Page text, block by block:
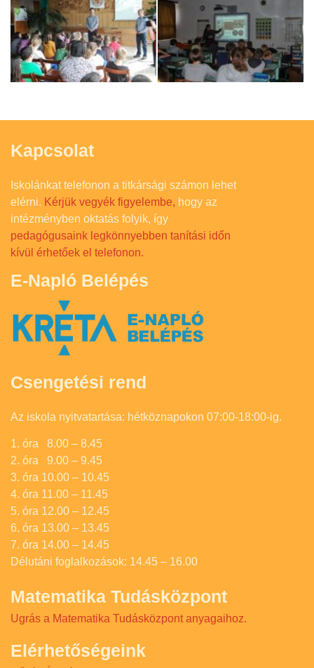
Kapcsolat
Iskolánkat telefonon a titkársági számon lehet
elérni. Kérjük vegyék figyelembe, hogy az
intézményben oktatás folyik, így
pedagógusaink legkönnyebben tanítási időn
kívül érhetőek el telefonon.
E-Napló Belépés
Csengetési rend
Az iskola nyitvatartása: hétköznapokon 07:00-18:00-ig.
1. óra 8.00 – 8.45
2. óra 9.00 – 9.45
3. óra 10.00 – 10.45
4. óra 11.00 – 11.45
5. óra 12.00 – 12.45
6. óra 13.00 – 13.45
7. óra 14.00 – 14.45
Délutáni foglalkozások: 14.45 – 16.00
Matematika Tudásközpont
Ugrás a Matematika Tudásközpont anyagaihoz.
Elérhetőségeink